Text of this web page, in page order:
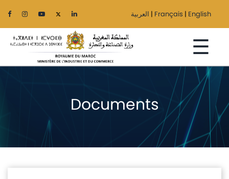
العربية | Français | English
☰
Ministère
Secteurs
Documents